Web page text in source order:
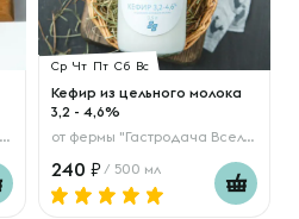
Ср Чт Пт Сб Вс
Кефир из цельного молока
3,2 - 4,6%
от фермы "Гастродача Вселуг"
240 / 500 мл